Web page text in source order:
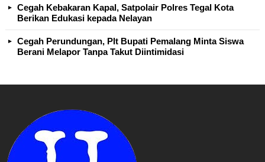
Cegah Kebakaran Kapal, Satpolair Polres Tegal Kota
Berikan Edukasi kepada Nelayan
Cegah Perundungan, Plt Bupati Pemalang Minta Siswa
Berani Melapor Tanpa Takut Diintimidasi